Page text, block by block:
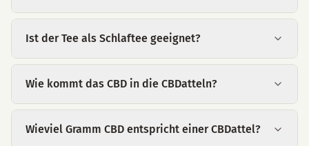
Ist der Tee als Schlaftee geeignet?
Wie kommt das CBD in die CBDatteln?
Wieviel Gramm CBD entspricht einer CBDattel?